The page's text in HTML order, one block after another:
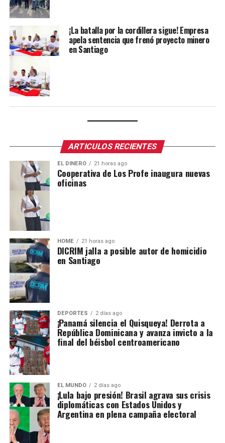
¡La batalla por la cordillera sigue! Empresa
apela sentencia que frenó proyecto minero
en Santiago
ARTICULOS RECIENTES
EL DINERO 21 horas ago
Cooperativa de Los Profe inaugura nuevas
oficinas
HOME 21 horas ago
DICRIM jalla a posible autor de homicidio
en Santiago
DEPORTES 2 días ago
¡Panamá silencia el Quisqueya! Derrota a
República Dominicana y avanza invicto a la
final del béisbol centroamericano
EL MUNDO 2 días ago
¡Lula bajo presión! Brasil agrava sus crisis
diplomáticas con Estados Unidos y
Argentina en plena campaña electoral